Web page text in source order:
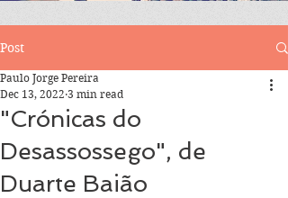
Post
"Crónicas do
Desassossego", de
Duarte Baião
Paulo Jorge Pereira
Dec 13, 2022 3 min read